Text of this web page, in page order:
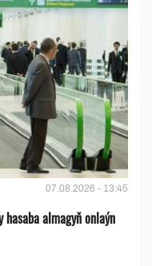
07.08.2026 - 13:45
almagyň onlaýn